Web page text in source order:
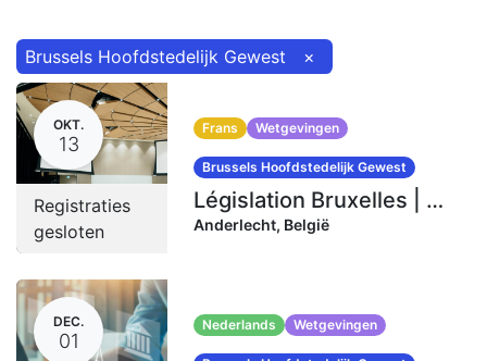
Brussels Hoofdstedelijk Gewest ×
OKT.
13
Registraties
gesloten
Frans Wetgevingen
Brussels Hoofdstedelijk Gewest
Législation Bruxelles | 13-14-15 octobre 2025 (20 heures)
Anderlecht, België
DEC.
01
Nederlands Wetgevingen